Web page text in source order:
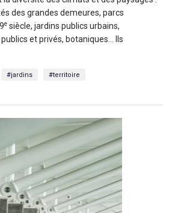
des grandes demeures, parcs
e siècle, jardins publics urbains,
et privés, botaniques… Ils
#jardins #territoire